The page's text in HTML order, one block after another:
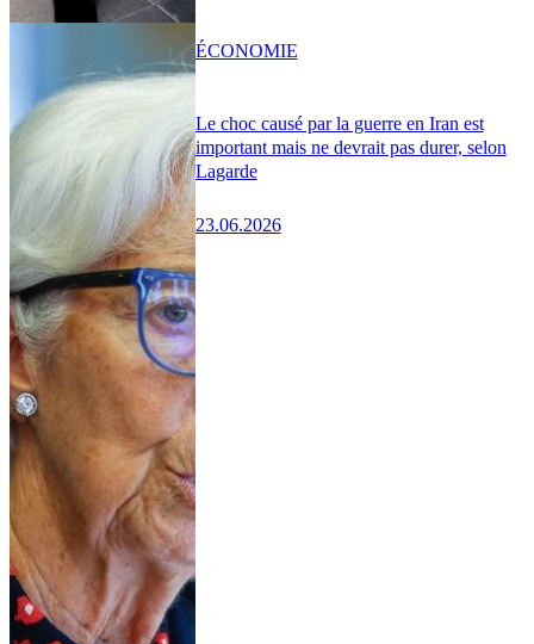
Le choc causé par la guerre en Iran est
important mais ne devrait pas durer, selon
Lagarde
23.06.2026
ÉCONOMIE